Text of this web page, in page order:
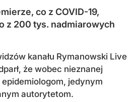
co z COVID-19,
z 200 tys. nadmiarowych
kanału Rymanowski Live
że wobec nieznanej
jedynym
autorytetom.